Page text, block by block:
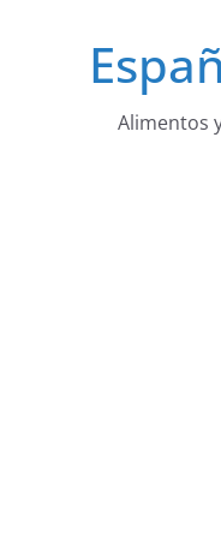
Alimentos